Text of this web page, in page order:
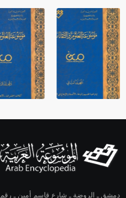
دمشق ـ الروضة ـ شارع قاسم أمين ـ رقم 39